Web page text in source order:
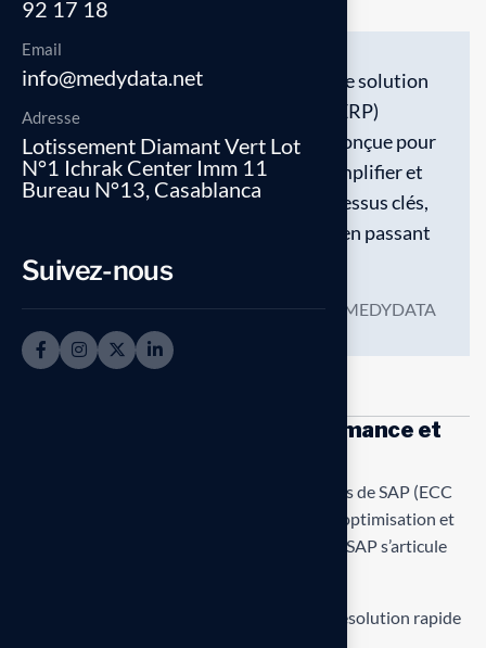
92 17 18
Email
info@medydata.net
Adresse
Lotissement Diamant Vert Lot
N°1 Ichrak Center Imm 11
Bureau N°13, Casablanca
Suivez-nous
SAP Business One est une solution
de gestion d’entreprise (ERP)
complète et abordable, conçue pour
les entreprises afin de simplifier et
d’automatiser leurs processus clés,
de la finance aux ventes, en passant
par les stocks.
MEDYDATA
Support SAP : stabilité, performance et
Nous accompagnons les entreprises équipées de SAP (ECC
ou S/4HANA) dans la gestion quotidienne, l’optimisation et
l’évolution de leurs systèmes. Notre support SAP s’articule
: résolution rapide